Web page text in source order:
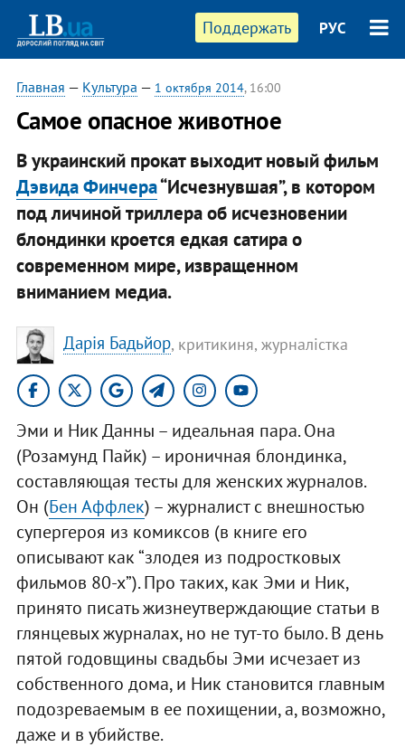
Поддержать РУС
Главная — Культура — 1 октября 2014, 16:00
Самое опасное животное
В украинский прокат выходит новый фильм
Дэвида Финчера“Исчезнувшая”, в котором
под личиной триллера об исчезновении
блондинки кроется едкая сатира о
современном мире, извращенном
вниманием медиа.
Дарія Бадьйор, критикиня, журналістка
Эми и Ник Данны – идеальная пара. Она
(Розамунд Пайк) – ироничная блондинка,
составляющая тесты для женских журналов.
Он (Бен Аффлек) – журналист с внешностью
супергероя из комиксов (в книге его
описывают как “злодея из подростковых
фильмов 80-х”). Про таких, как Эми и Ник,
принято писать жизнеутверждающие статьи в
глянцевых журналах, но не тут-то было. В день
пятой годовщины свадьбы Эми исчезает из
собственного дома, и Ник становится главным
подозреваемым в ее похищении, а, возможно,
даже и в убийстве.